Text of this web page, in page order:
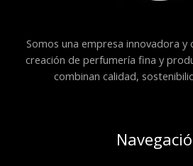
Somos una empresa innovadora
creación de perfumería fina y
combinan calidad,